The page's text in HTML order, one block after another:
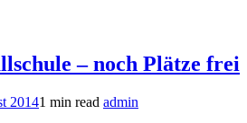
– noch Plätze frei
20141 min read admin